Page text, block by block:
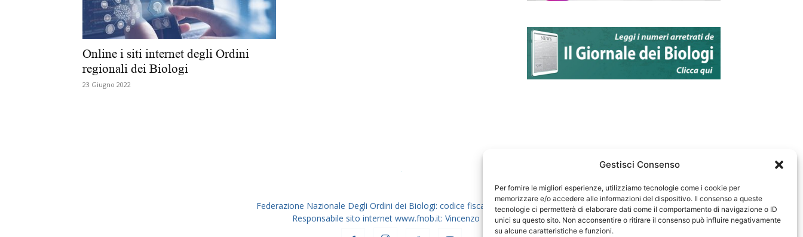
Gestisci Consenso
Per fornire le migliori esperienze, utilizziamo tecnologie come i cookie per
memorizzare e/o accedere alle informazioni del dispositivo. Il consenso a queste
tecnologie ci permetterà di elaborare dati come il comportamento di navigazione o ID
unici su questo sito. Non acconsentire o ritirare il consenso può influire negativamente
su alcune caratteristiche e funzioni.
dei
Online i siti internet degli Ordini
regionali dei Biologi
23 Giugno 2022
Federazione Nazionale Degli Ordini dei Biologi: codice fiscale 80069130583
Responsabile sito internet www.fnob.it: Vincenzo D'Anna